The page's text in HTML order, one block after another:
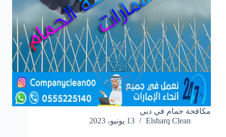
مكافحة حمام في دبي
Elsharq Clean
13 يونيو، 2023